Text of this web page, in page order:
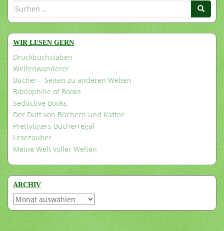
Suchen
WIR LESEN GERN
Druckbuchstaben
Weltenwanderer
Bücher – Seiten zu anderen Welten
Bibliophilie of Books
Seductive Books
Der Duft von Büchern und Kaffee
Prettytigers Bücherregal
Lesezauber
Meine Welt voller Welten
ARCHIV
Archiv